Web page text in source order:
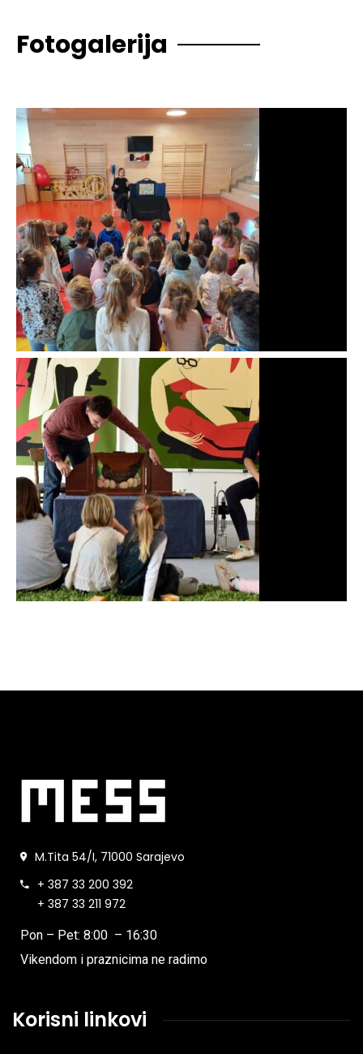
Fotogalerija
M.Tita 54/I, 71000 Sarajevo
+ 387 33 200 392
+ 387 33 211 972
Pon – Pet: 8:00 – 16:30
Vikendom i praznicima ne radimo
Korisni linkovi